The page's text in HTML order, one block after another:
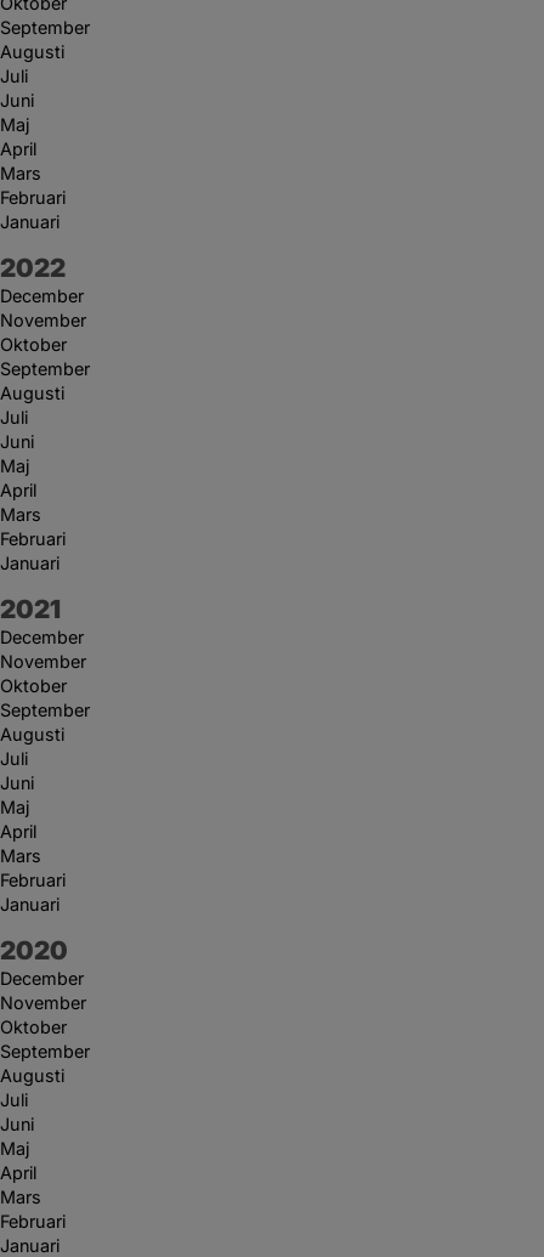
September
Augusti
Juli
Juni
Maj
April
Mars
Februari
Januari
År:
2022
December
November
Oktober
September
Augusti
Juli
Juni
Maj
April
Mars
Februari
Januari
År:
2021
December
November
Oktober
September
Augusti
Juli
Juni
Maj
April
Mars
Februari
Januari
År:
2020
December
November
Oktober
September
Augusti
Juli
Juni
Maj
April
Mars
Februari
Januari